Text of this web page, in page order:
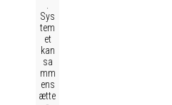
Sys
tem
et
kan
sa
mm
ens
ætte